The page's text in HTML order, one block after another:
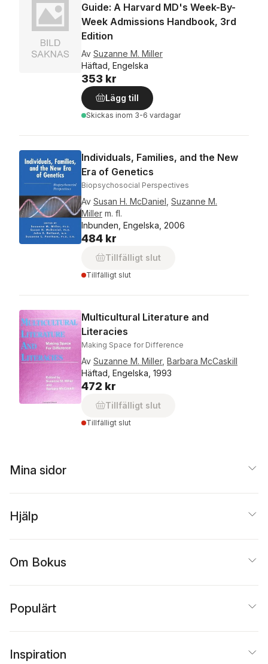
Guide: A Harvard MD's Week-By-
Week Admissions Handbook, 3rd
Edition
Av Suzanne M. Miller
Häftad, Engelska
353 kr
Lägg till
Skickas inom 3-6 vardagar
Individuals, Families, and the New
Era of Genetics
Biopsychosocial Perspectives
Av Susan H. McDaniel Suzanne M.
Miller m. fl.
Inbunden, Engelska, 2006
484 kr
Tillfälligt slut
Tillfälligt slut
Multicultural Literature and
Literacies
Making Space for Difference
Av Suzanne M. Miller, Barbara McCaskill
Häftad, Engelska, 1993
472 kr
Tillfälligt slut
Tillfälligt slut
Mina sidor
Hjälp
Om Bokus
Populärt
Inspiration